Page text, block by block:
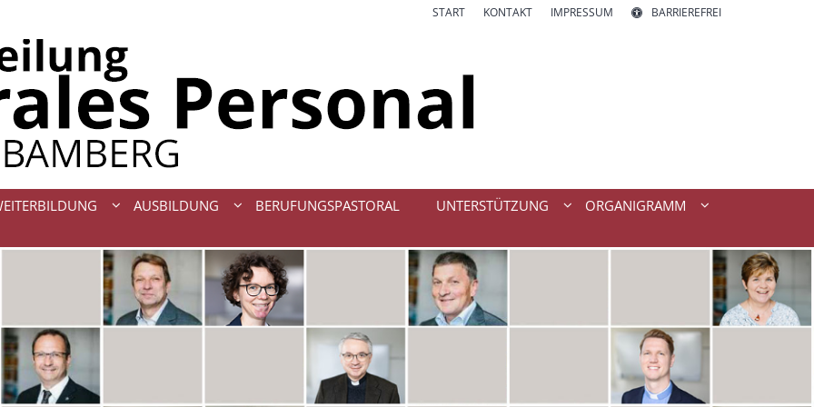
START KONTAKT IMPRESSUM BARRIEREFREI
AUSBILDUNG BERUFUNGSPASTORAL UNTERSTÜTZUNG
ORGANIGRAMM